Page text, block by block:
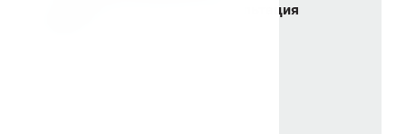
Удаленная бесплатная консультация